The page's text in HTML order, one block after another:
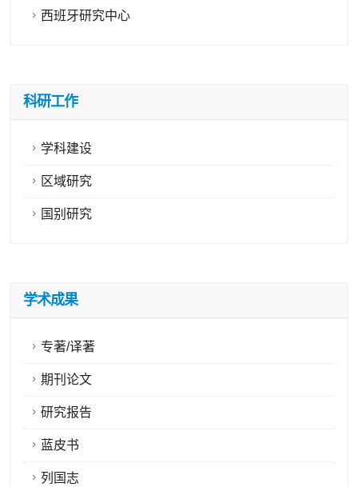
西班牙研究中心
科研工作
学科建设
区域研究
国别研究
学术成果
专著/译著
期刊论文
研究报告
蓝皮书
列国志